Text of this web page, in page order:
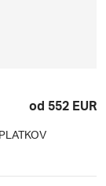
od 552 EUR